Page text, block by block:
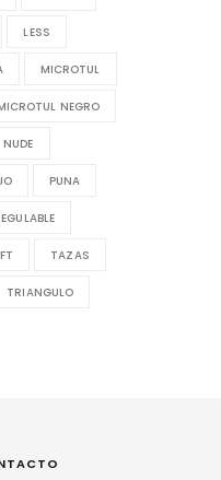
LESS
MICROTUL
NEGRO
NUDE
PUNA
TAZAS
TRIANGULO